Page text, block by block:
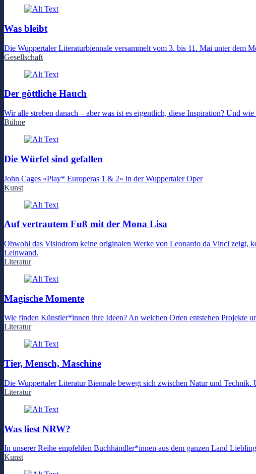
Was bleibt
Die Wuppertaler Literaturbiennale versammelt vom 3. bis 11. Mai unter dem
Gesellschaft
Der göttliche Hauch
Wir alle streben danach – aber was ist es eigentlich, diese Inspiration? Und
Bühne
Die Würfel sind gefallen
John Cages »Play* Europeras 1 & 2« in der Wuppertaler Oper
Kunst
Auf vertrautem Fuß mit der Mona Lisa
Obwohl das Visiodrom keine originalen Werke von Leonardo da Vinci zeigt,
Leinwand.
Literatur
Magische Momente
Wie finden Künstler*innen ihre Ideen? An welchen Orten entstehen Projekte
Literatur
Tier, Mensch, Maschine
Die Wuppertaler Literatur Biennale bewegt sich zwischen Natur und
Literatur
Was liest NRW?
In unserer Reihe empfehlen Buchhändler*innen aus dem ganzen Land
Kunst